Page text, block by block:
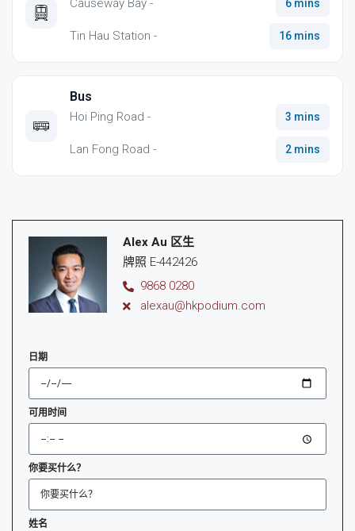
Causeway Bay - 6 mins
Tin Hau Station - 16 mins
Bus
Hoi Ping Road - 3 mins
Lan Fong Road - 2 mins
Alex Au 区生
牌照 E-442426
9868 0280
alexau@hkpodium.com
日期
可用时间
你要买什么？
姓名